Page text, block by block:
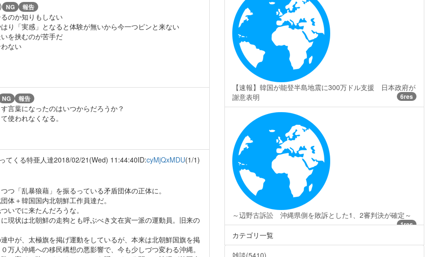
NG 報告
のか知りもしない
り「実感」となると体験が無いから今一つピンと来ない
を挟むのが苦手だ
ない
NG 報告
言葉になったのはいつからだろうか？
使われなくなる。
てくる特亜人達2018/02/21(Wed) 11:44:40ID:cyMjQxMDU(1/1)
「乱暴狼藉」を振るっている矛盾団体の正体に。
体＋韓国国内北朝鮮工作員達だ。
いでに来たんだろうな。
現状は北朝鮮の走狗とも呼ぶべき文在寅一派の運動員。旧来の
中が、太極旗を掲げ運動をしているが、本来は北朝鮮国旗を掲
人沖縄への移民構想の悪影響で、今も少しづつ変わる沖縄。
【速報】韓国が能登半島地震に300万ドル支援 日本政府が
謝意表明
6res
～辺野古訴訟 沖縄県側を敗訴とした1、2審判決が確定～
1res
カテゴリ一覧